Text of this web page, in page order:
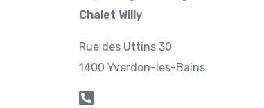
Chalet Willy
Rue des Uttins 30
1400 Yverdon-les-Bains